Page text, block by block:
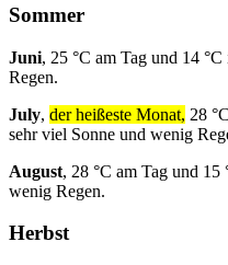
Sommer
Juni, 25 °C am Tag und 14
Regen.
July, der heißeste Monat, 28
sehr viel Sonne und wenig
August, 28 °C am Tag und
wenig Regen.
Herbst